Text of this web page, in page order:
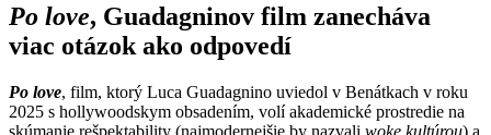
Po love, Guadagninov film zanecháva
viac otázok ako odpovedí
Po love, film, ktorý Luca Guadagnino uviedol v Benátkach v roku
2025 s hollywoodskym obsadením, volí akademické prostredie na
skúmanie rešpektability (najmodernejšie by nazvali woke kultúrou) a